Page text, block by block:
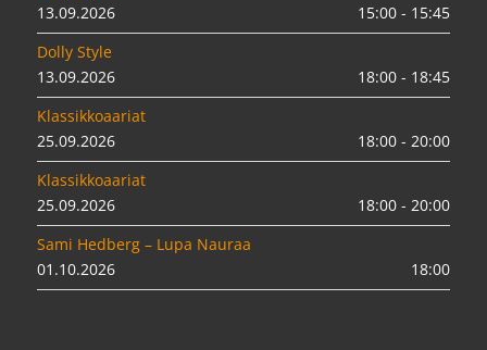
13.09.2026
15:00 - 15:45
Dolly Style
13.09.2026
18:00 - 18:45
Klassikkoaariat
25.09.2026
18:00 - 20:00
Klassikkoaariat
25.09.2026
18:00 - 20:00
Sami Hedberg – Lupa Nauraa
01.10.2026
18:00